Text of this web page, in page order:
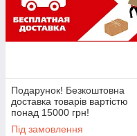
Подарунок! Безкоштовна
доставка товарів вартістю
понад 15000 грн!
Під замовлення